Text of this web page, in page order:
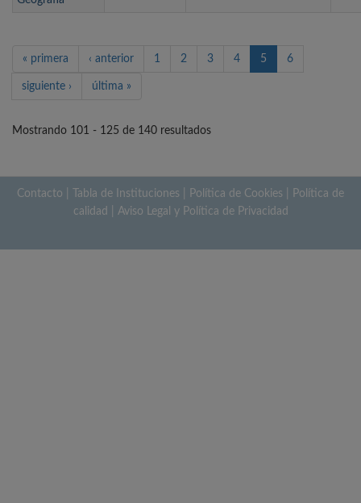
« primera ‹ anterior 1 2 3 4 5 6
siguiente › última »
Mostrando 101 - 125 de 140 resultados
Contacto Tabla de Instituciones Política de Cookies
Política de
calidad
Aviso Legal y Política de Privacidad